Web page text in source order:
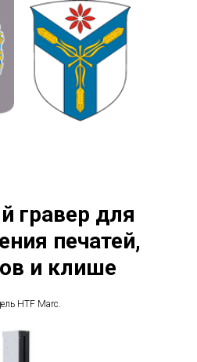
гравер для
печатей,
и клише
HTF Marc.